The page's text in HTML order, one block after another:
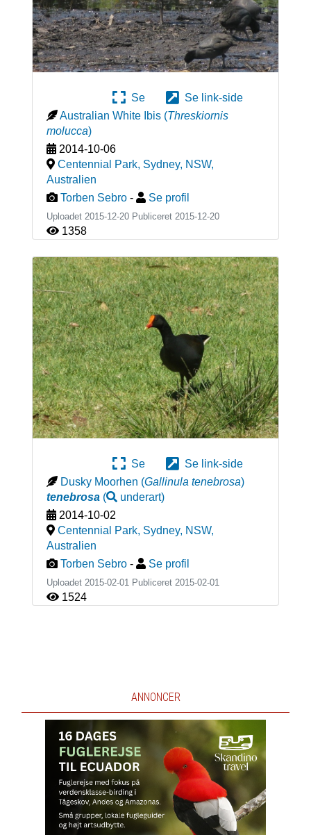
Se
Se link-side
Australian White Ibis (Threskiornis
molucca)
2014-10-06
Centennial Park, Sydney, NSW,
Australien
Torben Sebro - Se profil
Uploadet 2015-12-20 Publiceret 2015-12-20
1358
Se
Se link-side
Dusky Moorhen (Gallinula tenebrosa)
tenebrosa( underart)
2014-10-02
Centennial Park, Sydney, NSW,
Australien
Torben Sebro - Se profil
Uploadet 2015-02-01 Publiceret 2015-02-01
1524
ANNONCER